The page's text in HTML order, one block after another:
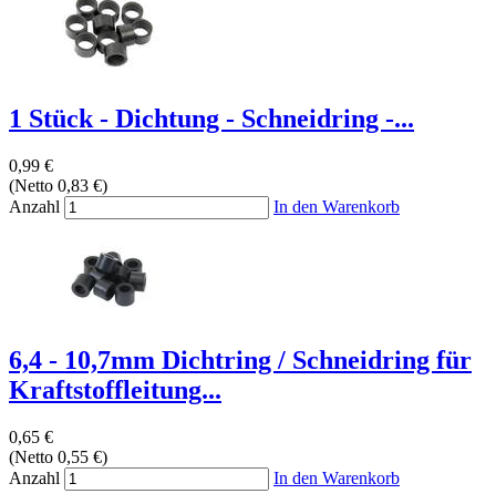
1 Stück - Dichtung - Schneidring -...
0,99 €
(Netto 0,83 €)
Anzahl
In den Warenkorb
6,4 - 10,7mm Dichtring / Schneidring für
Kraftstoffleitung...
0,65 €
(Netto 0,55 €)
Anzahl
In den Warenkorb